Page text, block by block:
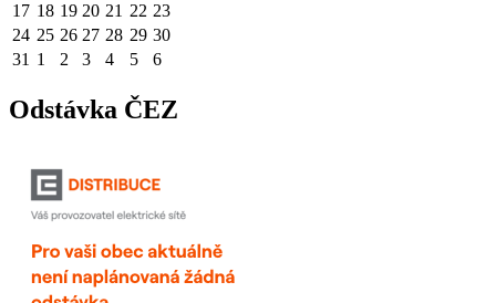
17 18 19 20 21 22 23
24 25 26 27 28 29 30
31 1 2 3 4 5 6
Odstávka ČEZ